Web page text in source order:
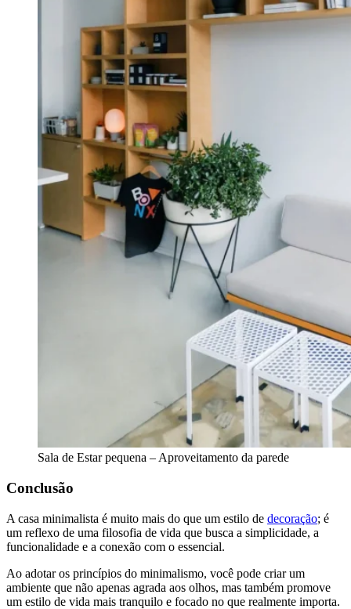
Sala de Estar pequena – Aproveitamento da parede
Conclusão
A casa minimalista é muito mais do que um estilo de decoração; é
um reflexo de uma filosofia de vida que busca a simplicidade, a
funcionalidade e a conexão com o essencial.
Ao adotar os princípios do minimalismo, você pode criar um
ambiente que não apenas agrada aos olhos, mas também promove
um estilo de vida mais tranquilo e focado no que realmente importa.